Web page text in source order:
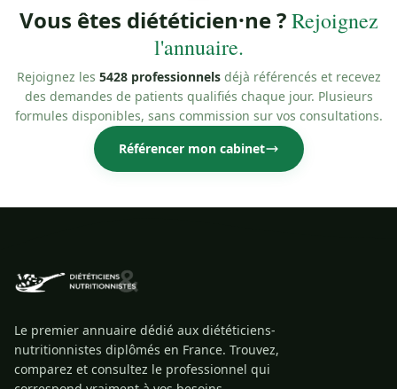
Vous êtes diététicien·ne ?Rejoignez
l'annuaire.
Rejoignez les 5428 professionnelsdéjà référencés et recevez
des demandes de patients qualifiés chaque jour. Plusieurs
formules disponibles, sans commission sur vos consultations.
Référencer mon cabinet
Le premier annuaire dédié aux diététiciens-
nutritionnistes diplômés en France. Trouvez,
comparez et consultez le professionnel qui